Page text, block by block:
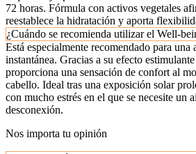
72 horas. Fórmula con activos vegetales
reestablece la hidratación y aporta
¿Cuándo se recomienda utilizar el Well-
Está especialmente recomendado para una
instantánea. Gracias a su efecto
proporciona una sensación de confort al
cabello. Ideal tras una exposición solar
con mucho estrés en el que se necesite un
desconexión.
Nos importa tu opinión